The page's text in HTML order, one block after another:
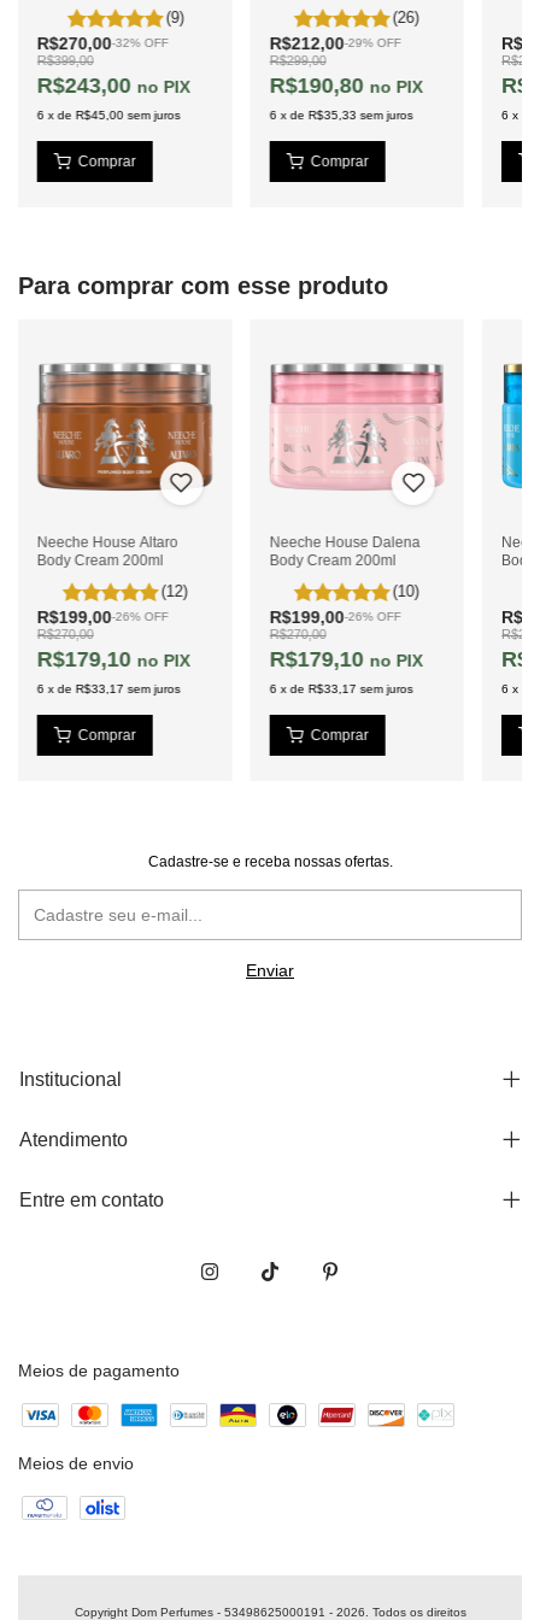
(9)
R$270,00-32% OFF
R$399,00
R$243,00 PIX
6 xde R$45,00 sem juros
(26)
R$212,00-29% OFF
R$299,00
R$190,80 PIX
6 xde R$35,33 sem juros 6 x
Para comprar com esse produto
Neeche House Altaro
Body Cream 200ml
(12)
R$199,00-26% OFF
R$270,00
R$179,10 PIX
6 xde R$33,17 sem juros
Neeche House Dalena
Body Cream 200ml
(10)
R$199,00-26% OFF
R$270,00
R$179,10 PIX
6 xde R$33,17 sem juros
Body
6 x
Cadastre-se e receba nossas ofertas.
Institucional
Atendimento
Entre em contato
Meios de pagamento
Meios de envio
Copyright Dom Perfumes - 53498625000191 - 2026. Todos os direitos